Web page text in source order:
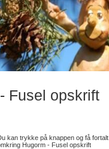
Fusel opskrift
kan trykke på knappen og få fortalt
Hugorm - Fusel opskrift